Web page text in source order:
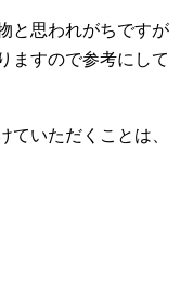
と思われがちですが
ますので参考にして
ていただくことは、